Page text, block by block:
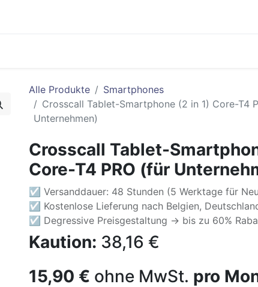
Alle Produkte
Smartphones
Crosscall Tablet-Smartphone (2 in 1) Core-T4
Unternehmen)
Crosscall Tablet-
Core-T4 PRO (für
☑ Versanddauer: 48 Stunden (5 Werktage für
☑ Kostenlose Lieferung nach Belgien,
☑ Degressive Preisgestaltung -> bis zu 60%
Kaution: 38,16 €
15,90 € ohne MwSt. pro